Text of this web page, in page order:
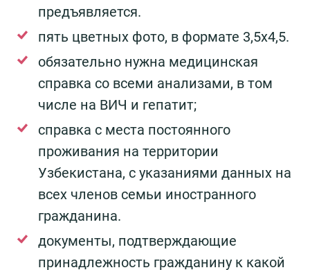
предъявляется.
пять цветных фото, в формате 3,5х4,5.
обязательно нужна медицинская
справка со всеми анализами, в том
числе на ВИЧ и гепатит;
справка с места постоянного
проживания на территории
Узбекистана, с указаниями данных на
всех членов семьи иностранного
гражданина.
документы, подтверждающие
принадлежность гражданину к какой